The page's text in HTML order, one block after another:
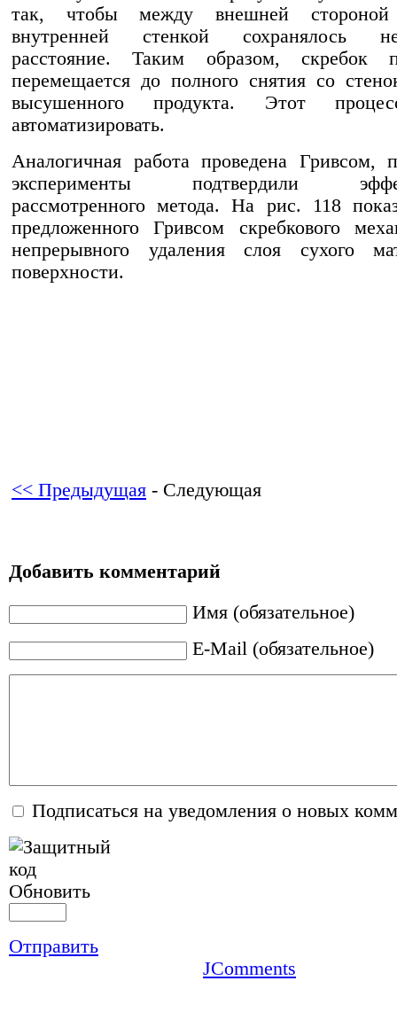
так, чтобы между внешней
внутренней стенкой сохранялось
расстояние. Таким образом, скребок
перемещается до полного снятия со
высушенного продукта. Этот
автоматизировать.
Аналогичная работа проведена Гривсом,
эксперименты подтвердили
рассмотренного метода. На рис. 118
предложенного Гривсом скребкового
непрерывного удаления слоя сухого
поверхности.
<< Предыдущая - Следующая
Добавить комментарий
Имя (обязательное)
E-Mail (обязательное)
Подписаться на уведомления о новых
Обновить
Отправить
JComments